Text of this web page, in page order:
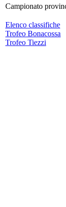
Campionato
Elenco classifiche
Trofeo Bonacossa
Trofeo Tiezzi